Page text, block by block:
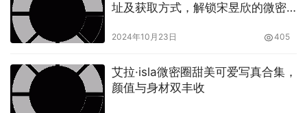
址及获取方式，解锁宋昱欣的微密
2024年10月23日 405
艾拉·isla微密圈甜美可爱写真合集，
颜值与身材双丰收